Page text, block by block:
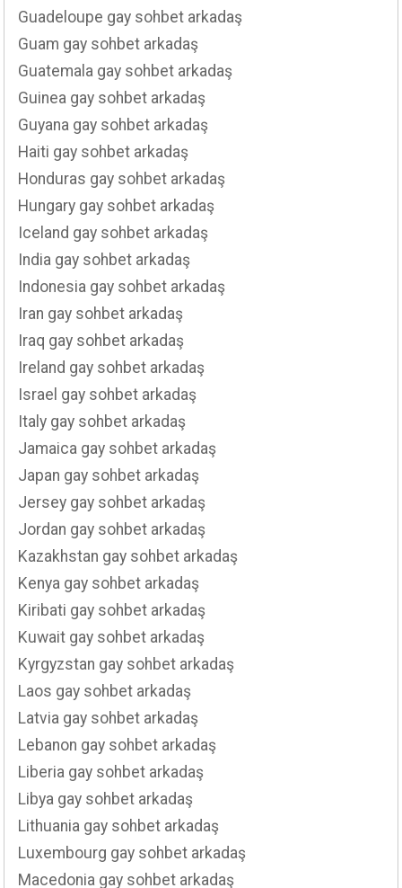
Guadeloupe gay sohbet arkadaş
Guam gay sohbet arkadaş
Guatemala gay sohbet arkadaş
Guinea gay sohbet arkadaş
Guyana gay sohbet arkadaş
Haiti gay sohbet arkadaş
Honduras gay sohbet arkadaş
Hungary gay sohbet arkadaş
Iceland gay sohbet arkadaş
India gay sohbet arkadaş
Indonesia gay sohbet arkadaş
Iran gay sohbet arkadaş
Iraq gay sohbet arkadaş
Ireland gay sohbet arkadaş
Israel gay sohbet arkadaş
Italy gay sohbet arkadaş
Jamaica gay sohbet arkadaş
Japan gay sohbet arkadaş
Jersey gay sohbet arkadaş
Jordan gay sohbet arkadaş
Kazakhstan gay sohbet arkadaş
Kenya gay sohbet arkadaş
Kiribati gay sohbet arkadaş
Kuwait gay sohbet arkadaş
Kyrgyzstan gay sohbet arkadaş
Laos gay sohbet arkadaş
Latvia gay sohbet arkadaş
Lebanon gay sohbet arkadaş
Liberia gay sohbet arkadaş
Libya gay sohbet arkadaş
Lithuania gay sohbet arkadaş
Luxembourg gay sohbet arkadaş
Macedonia gay sohbet arkadaş